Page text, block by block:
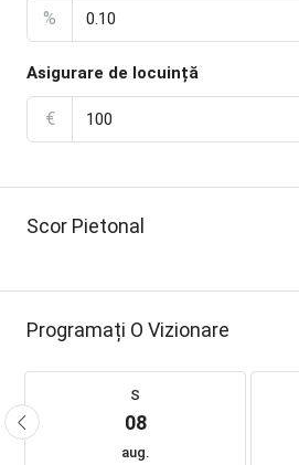
%
Asigurare de locuință
€
Scor Pietonal
Programați O Vizionare
S
08
aug.